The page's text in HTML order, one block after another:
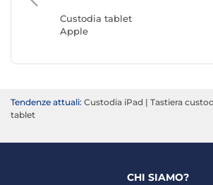
Custodia tablet
Apple
Tendenze attuali: Custodia iPad | Tastiera
tablet
CHI SIAMO?